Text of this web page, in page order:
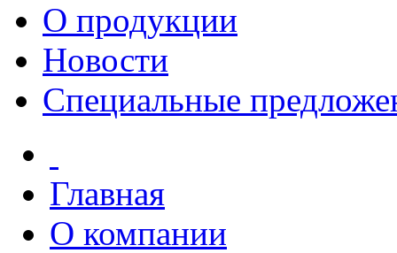
О продукции
Новости
Специальные
Главная
О компании